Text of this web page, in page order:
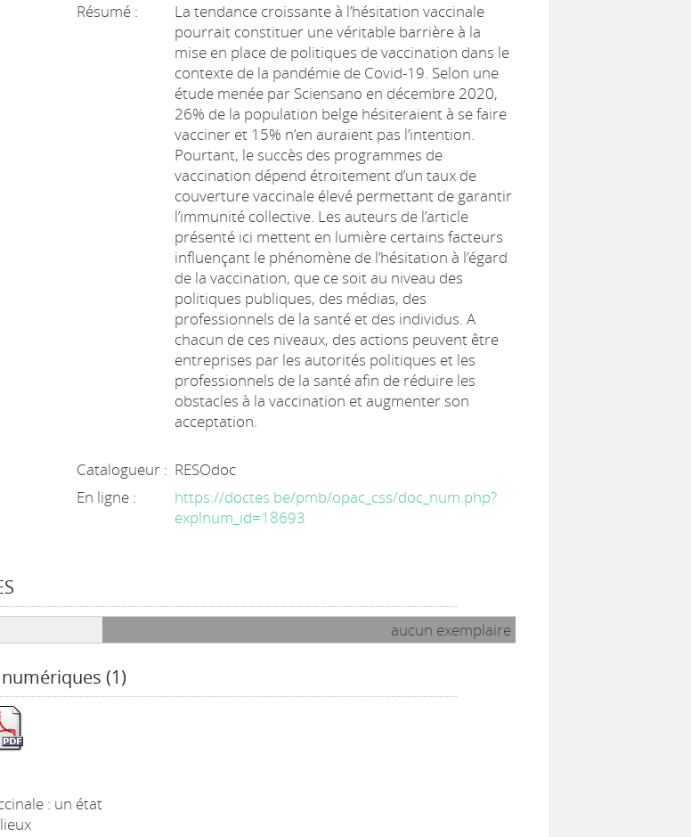
Résumé :
La tendance croissante à l’hésitation vaccinale
pourrait constituer une véritable barrière à la
mise en place de politiques de vaccination dans le
contexte de la pandémie de Covid-19. Selon une
étude menée par Sciensano en décembre 2020,
26% de la population belge hésiteraient à se faire
vacciner et 15% n’en auraient pas l’intention.
Pourtant, le succès des programmes de
vaccination dépend étroitement d’un taux de
couverture vaccinale élevé permettant de garantir
l’immunité collective. Les auteurs de l’article
présenté ici mettent en lumière certains facteurs
influençant le phénomène de l’hésitation à l’égard
de la vaccination, que ce soit au niveau des
politiques publiques, des médias, des
professionnels de la santé et des individus. A
chacun de ces niveaux, des actions peuvent être
entreprises par les autorités politiques et les
professionnels de la santé afin de réduire les
obstacles à la vaccination et augmenter son
acceptation.
Catalogueur : RESOdoc
En ligne :
https://doctes.be/pmb/opac_css/doc_num.php?
explnum_id=18693
aucun exemplaire
(1)
: un état